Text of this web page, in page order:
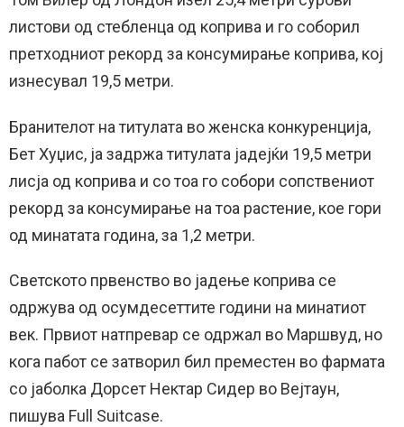
листови од стебленца од коприва и го соборил
претходниот рекорд за консумирање коприва, кој
изнесувал 19,5 метри.
Бранителот на титулата во женска конкуренција,
Бет Хуџис, ја задржа титулата јадејќи 19,5 метри
лисја од коприва и со тоа го собори сопствениот
рекорд за консумирање на тоа растение, кое гори
од минатата година, за 1,2 метри.
Светското првенство во јадење коприва се
одржува од осумдесеттите години на минатиот
век. Првиот натпревар се одржал во Маршвуд, но
кога пабот се затворил бил преместен во фармата
со јаболка Дорсет Нектар Сидер во Вејтаун,
пишува Full Suitcase.